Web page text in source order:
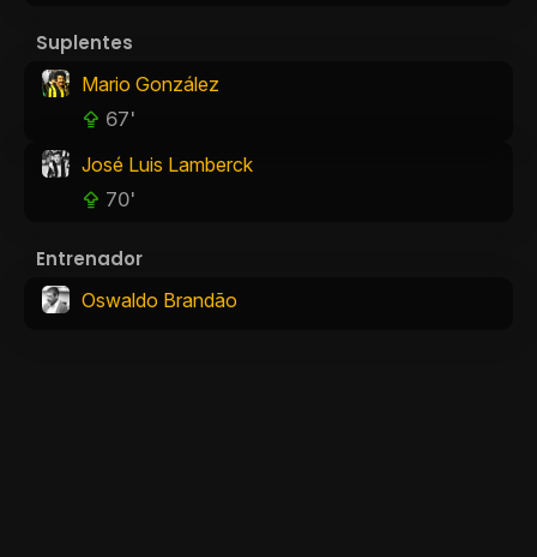
Suplentes
Mario González
67'
José Luis Lamberck
70'
Entrenador
Oswaldo Brandão